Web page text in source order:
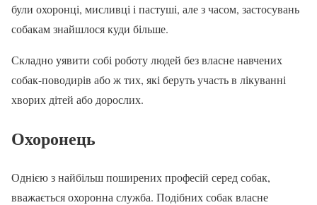
були охоронці, мисливці і пастуші, але з часом, застосувань
собакам знайшлося куди більше.
Складно уявити собі роботу людей без власне навчених
собак-поводирів або ж тих, які беруть участь в лікуванні
хворих дітей або дорослих.
Охоронець
Однією з найбільш поширених професій серед собак,
вважається охоронна служба. Подібних собак власне